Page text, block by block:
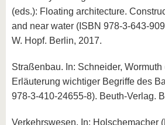
(eds.): Floating architecture.
and near water (ISBN 978-3-643-
W. Hopf. Berlin, 2017.
Straßenbau. In: Schneider,
Erläuterung wichtiger Begriffe des
978-3-410-24655-8). Beuth-Verlag.
Verkehrswesen. In: Holschemacher